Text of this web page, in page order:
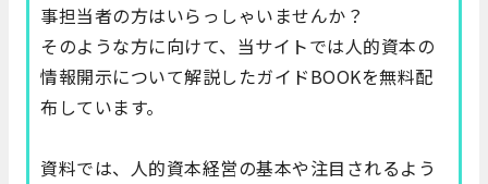
事担当者の方はいらっしゃいませんか？
そのような方に向けて、当サイトでは人的資本の
情報開示について解説したガイドBOOKを無料配
布しています。
資料では、人的資本経営の基本や注目されるよう